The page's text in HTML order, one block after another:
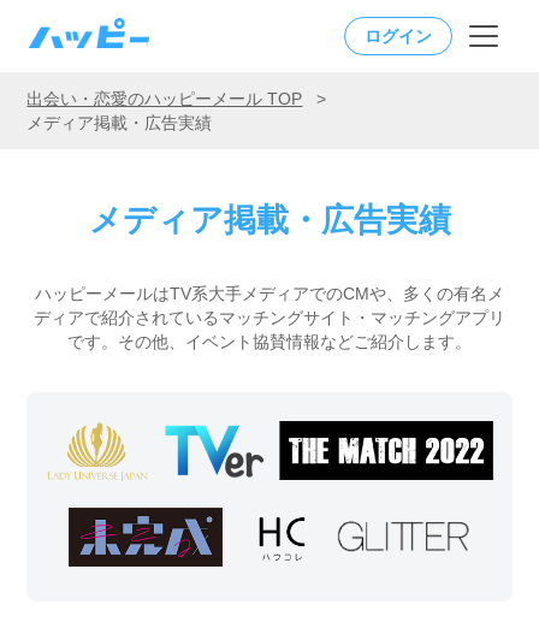
ログイン
出会い・恋愛のハッピーメール TOP
>
メディア掲載・広告実績
メディア掲載・広告実績
ハッピーメールはTV系大手メディアでのCMや、多くの有名メ
ディアで紹介されているマッチングサイト・マッチングアプリ
です。 その他、イベント協賛情報などご紹介します。